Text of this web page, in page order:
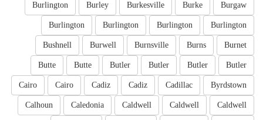
Burgaw
Burke
Burkesville
Burley
Burlington
Burlington
Burlington
Burlington
Burlington
Burnet
Burns
Burnsville
Burwell
Bushnell
Butler
Butler
Butler
Butler
Butte
Butte
Byrdstown
Cadillac
Cadiz
Cadiz
Cairo
Cairo
Caldwell
Caldwell
Caldwell
Caledonia
Calhoun